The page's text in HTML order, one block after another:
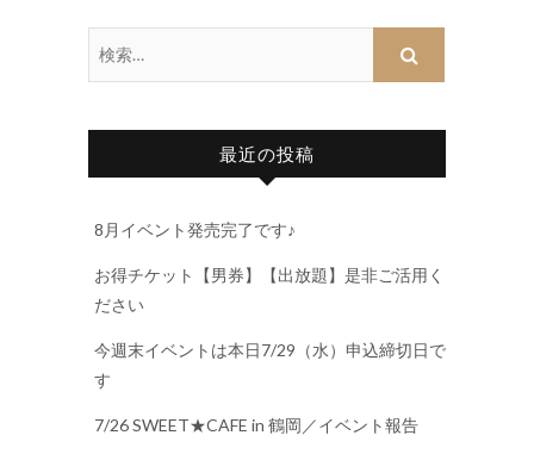
最近の投稿
8月イベント発売完了です♪
お得チケット【男券】【出放題】是非ご活用く
ださい
今週末イベントは本日7/29（水）申込締切日で
す
7/26 SWEET★CAFE in 鶴岡／イベント報告